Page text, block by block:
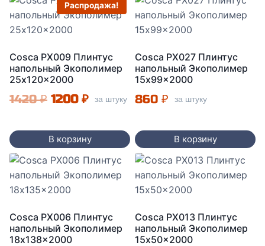
Распродажа!
Cosca PX009 Плинтус
напольный Экополимер
25x120x2000
1420₽ Первоначальная
составляла
1420 ₽.
1200 ₽Текущая
1200 ₽.
за штуку
В корзину
Cosca PX027 Плинтус
напольный Экополимер
15x99x2000
860 ₽ за штуку
В корзину
Cosca PX006 Плинтус
напольный Экополимер
18x138x2000
Cosca PX013 Плинтус
напольный Экополимер
15x50x2000